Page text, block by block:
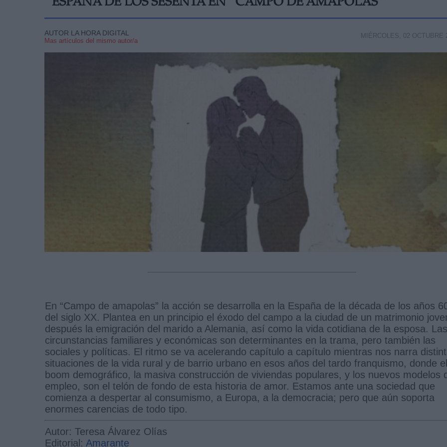
ESPAÑA DE LOS SESENTA EN “CAMPO DE AMAPOLAS”
AUTOR LA HORA DIGITAL
Mas artículos del mismo autor/a
MIÉRCOLES, 02 OCTUBRE
En “Campo de amapolas” la acción se desarrolla en la España de la década de los años
del siglo XX. Plantea en un principio el éxodo del campo a la ciudad de un matrimonio
después la emigración del marido a Alemania, así como la vida cotidiana de la esposa. Las
circunstancias familiares y económicas son determinantes en la trama, pero también las
sociales y políticas. El ritmo se va acelerando capítulo a capítulo mientras nos narra
situaciones de la vida rural y de barrio urbano en esos años del tardo franquismo, donde el
boom demográfico, la masiva construcción de viviendas populares, y los nuevos modelos
empleo, son el telón de fondo de esta historia de amor. Estamos ante una sociedad que
comienza a despertar al consumismo, a Europa, a la democracia; pero que aún soporta
enormes carencias de todo tipo.
Autor: Teresa Álvarez Olías
Editorial: Amarante